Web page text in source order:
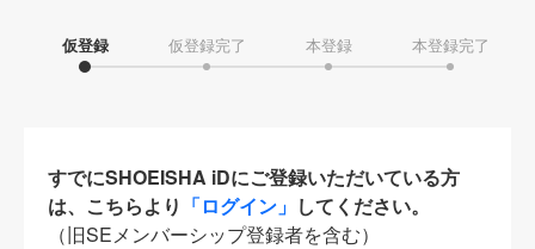
仮登録 仮登録完了 本登録 本登録完了
すでにSHOEISHA iDにご登録いただいている方
は、こちらより 「ログイン」 してください。
（旧SEメンバーシップ登録者を含む）